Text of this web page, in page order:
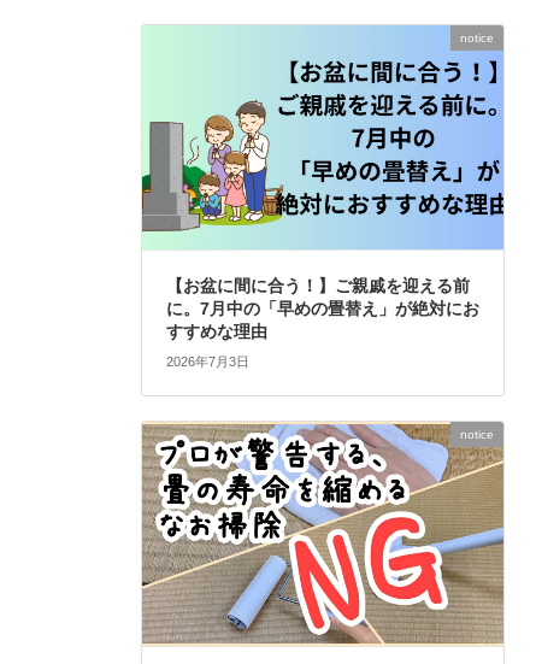
notice
【お盆に間に合う！】ご親戚を迎える前
に。7月中の「早めの畳替え」が絶対にお
すすめな理由
2026年7月3日
notice